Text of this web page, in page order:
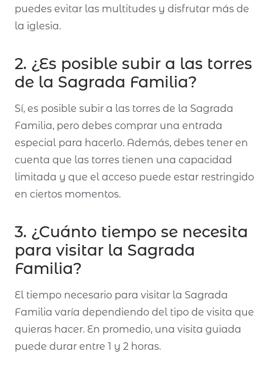
puedes evitar las multitudes y disfrutar más de
la iglesia.
2. ¿Es posible subir a las torres
de la Sagrada Familia?
Sí, es posible subir a las torres de la Sagrada
Familia, pero debes comprar una entrada
especial para hacerlo. Además, debes tener en
cuenta que las torres tienen una capacidad
limitada y que el acceso puede estar restringido
en ciertos momentos.
3. ¿Cuánto tiempo se necesita
para visitar la Sagrada
Familia?
El tiempo necesario para visitar la Sagrada
Familia varía dependiendo del tipo de visita que
quieras hacer. En promedio, una visita guiada
puede durar entre 1 y 2 horas.